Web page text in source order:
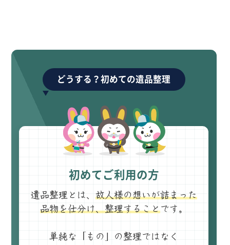
どうする？初めての遺品整理
初めてご利用の方
遺品整理とは、 故人様の想いが詰まった
品物を仕分け、整理することです。
単純な「もの」の整理ではなく